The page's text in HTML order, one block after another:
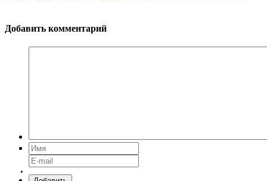
Добавить комментарий